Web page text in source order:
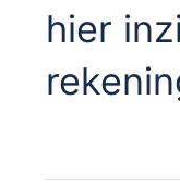
hier